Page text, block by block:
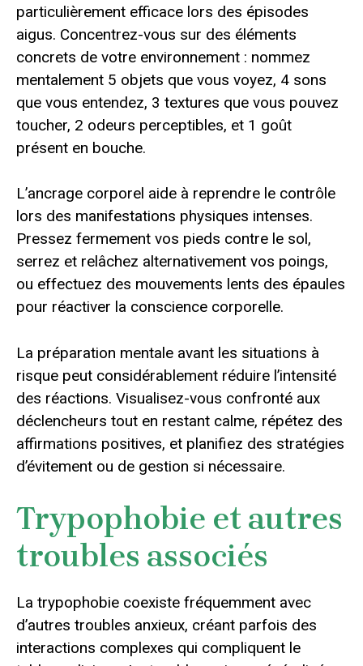
particulièrement efficace lors des épisodes
aigus. Concentrez-vous sur des éléments
concrets de votre environnement : nommez
mentalement 5 objets que vous voyez, 4 sons
que vous entendez, 3 textures que vous pouvez
toucher, 2 odeurs perceptibles, et 1 goût
présent en bouche.
L’ancrage corporel aide à reprendre le contrôle
lors des manifestations physiques intenses.
Pressez fermement vos pieds contre le sol,
serrez et relâchez alternativement vos poings,
ou effectuez des mouvements lents des épaules
pour réactiver la conscience corporelle.
La préparation mentale avant les situations à
risque peut considérablement réduire l’intensité
des réactions. Visualisez-vous confronté aux
déclencheurs tout en restant calme, répétez des
affirmations positives, et planifiez des stratégies
d’évitement ou de gestion si nécessaire.
Trypophobie et autres
troubles associés
La trypophobie coexiste fréquemment avec
d’autres troubles anxieux, créant parfois des
interactions complexes qui compliquent le